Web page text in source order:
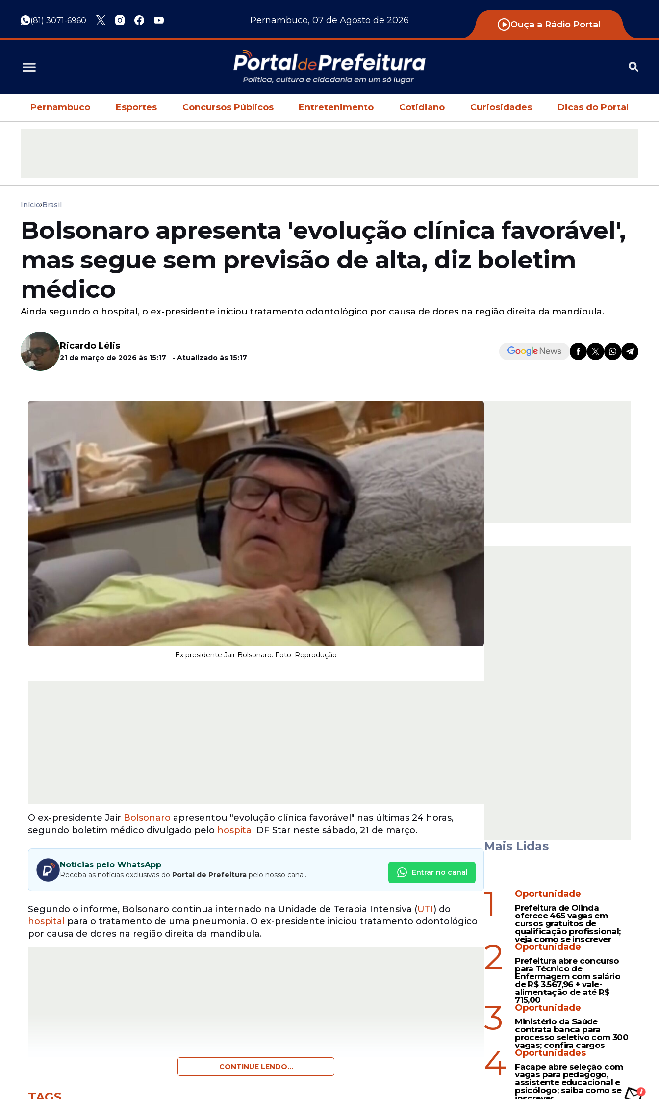
(81) 3071-6960 Pernambuco, 07 de Agosto de 2026 Ouça a Rádio Portal
Pernambuco Esportes Concursos Públicos Entretenimento Cotidiano Curiosidades Dicas do Portal
Início Brasil
Bolsonaro apresenta 'evolução clínica favorável',
mas segue sem previsão de alta, diz boletim
médico
Ainda segundo o hospital, o ex-presidente iniciou tratamento odontológico por causa de dores na região direita da mandíbula.
Ricardo Lélis
21 de março de 2026 às 15:17 - Atualizado às 15:17
Ex presidente Jair Bolsonaro. Foto: Reprodução
O ex-presidente Jair Bolsonaro apresentou "evolução clínica favorável" nas últimas 24 horas,
segundo boletim médico divulgado pelo hospital DF Star neste sábado, 21 de março.
Notícias pelo WhatsApp
Receba as notícias exclusivas do Portal de Prefeitura pelo nosso canal. Entrar no canal
Segundo o informe, Bolsonaro continua internado na Unidade de Terapia Intensiva (UTI) do
hospital
para o tratamento de uma pneumonia. O ex-presidente iniciou tratamento odontológico
por causa de dores na região direita da mandíbula.
"O ex-presidente Jair Messias Bolsonaro permanece internado na Unidade de Terapia Intensiva do
CONTINUE LENDO...
Mais Lidas
1 Oportunidade
Prefeitura de Olinda
oferece 465 vagas em
cursos gratuitos de
qualificação profissional;
veja como se inscrever
2 Oportunidade
Prefeitura abre concurso
para Técnico de
Enfermagem com salário
de R$ 3.567,96 + vale-
alimentação de até R$
715,00
3 Oportunidade
Ministério da Saúde
contrata banca para
processo seletivo com 300
vagas; confira cargos
4 Oportunidades
Facape abre seleção com
vagas para pedagogo,
assistente educacional e
psicólogo; saiba como se